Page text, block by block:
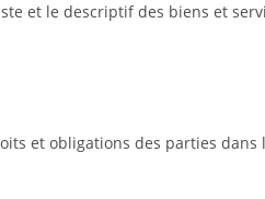
et le descriptif des biens et
et obligations des parties